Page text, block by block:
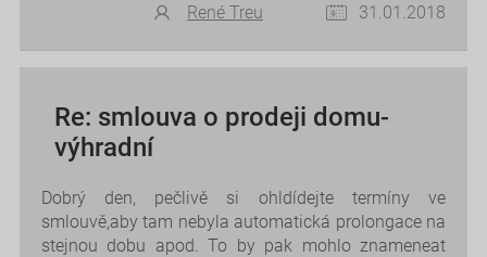
René Treu
31.01.2018
Re: smlouva o prodeji domu-
výhradní
Dobrý den, pečlivě si ohldídejte termíny ve
smlouvě,aby tam nebyla automatická prolongace na
stejnou dobu apod. To by pak mohlo znameneat